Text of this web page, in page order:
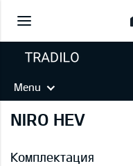
Menu
NIRO HEV
Комплектация